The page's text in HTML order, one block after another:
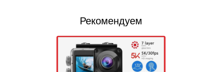
Рекомендуем